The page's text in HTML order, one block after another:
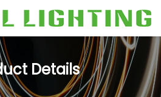
Details